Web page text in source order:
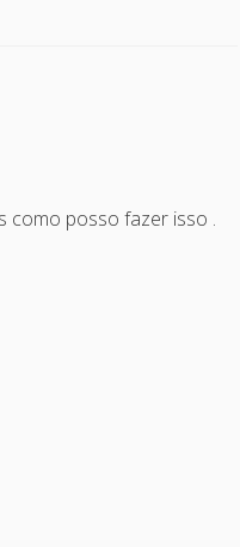
como posso fazer isso .